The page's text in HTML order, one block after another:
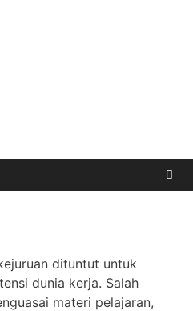
dituntut untuk
dunia kerja. Salah
materi pelajaran,